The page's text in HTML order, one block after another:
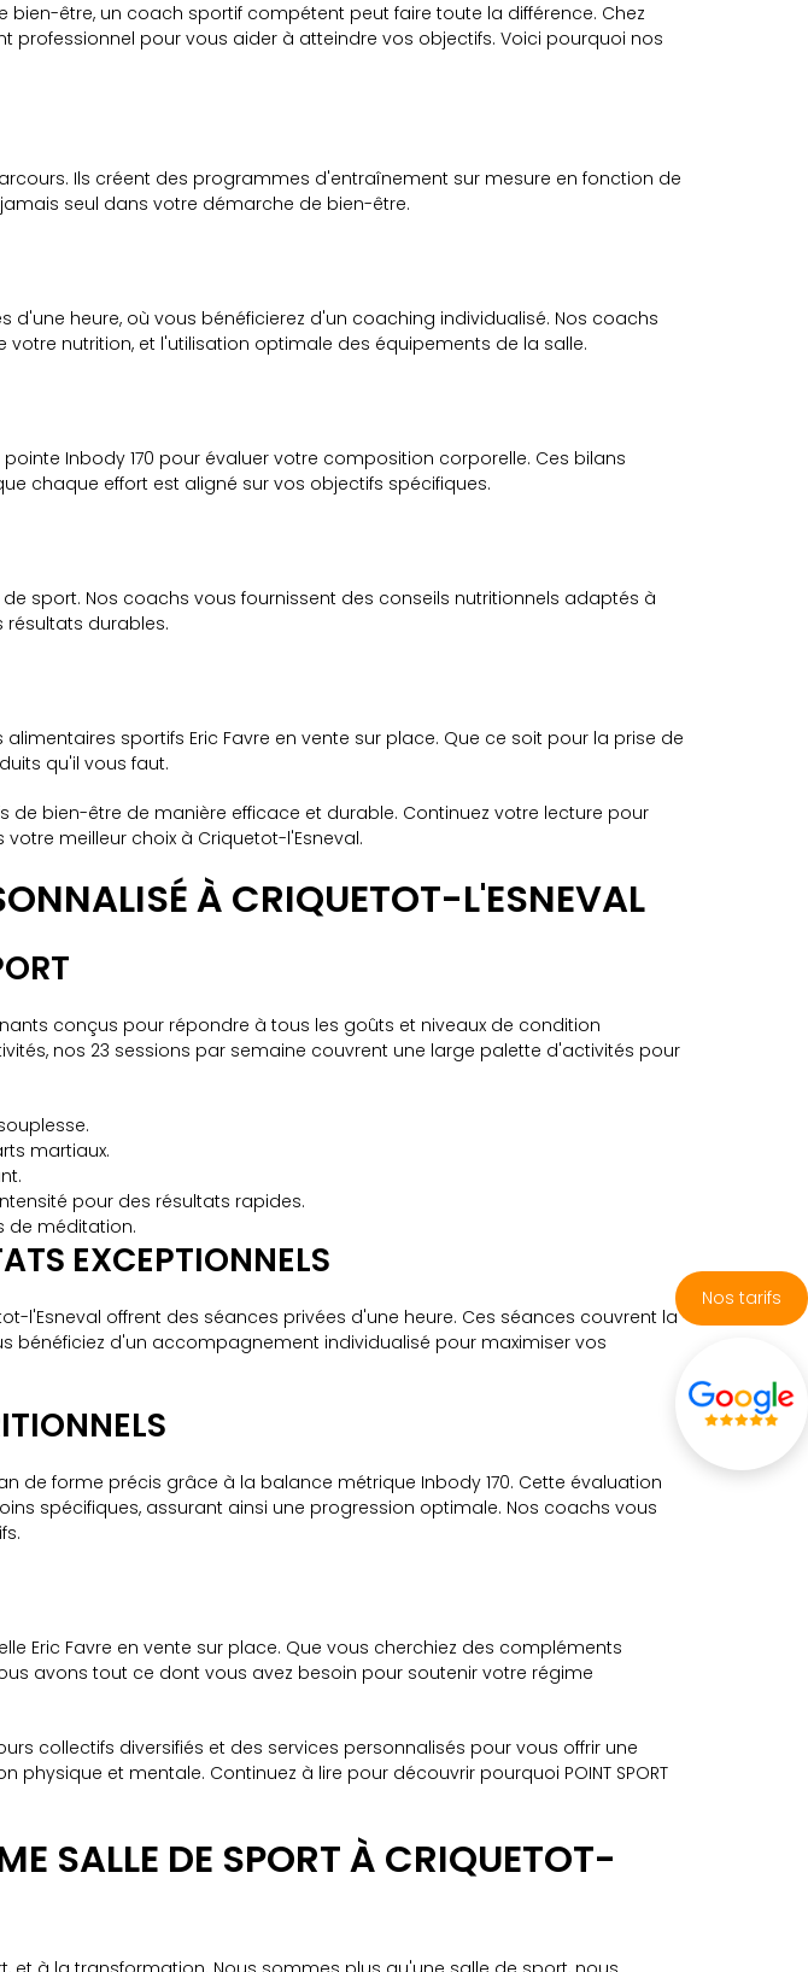
être, un coach sportif compétent peut faire toute la différence. Chez
professionnel pour vous aider à atteindre vos objectifs. Voici pourquoi nos
Ils créent des programmes d'entraînement sur mesure en fonction de
seul dans votre démarche de bien-être.
heure, où vous bénéficierez d'un coaching individualisé. Nos coachs
nutrition, et l'utilisation optimale des équipements de la salle.
Inbody 170 pour évaluer votre composition corporelle. Ces bilans
chaque effort est aligné sur vos objectifs spécifiques.
sport. Nos coachs vous fournissent des conseils nutritionnels adaptés à
durables.
sportifs Eric Favre en vente sur place. Que ce soit pour la prise de
qu'il vous faut.
de bien-être de manière efficace et durable. Continuez votre lecture pour
meilleur choix à Criquetot-l'Esneval.
À CRIQUETOT-L'ESNEVAL
conçus pour répondre à tous les goûts et niveaux de condition
nos 23 sessions par semaine couvrent une large palette d'activités pour
martiaux.
pour des résultats rapides.
de méditation.
EXCEPTIONNELS
l'Esneval offrent des séances privées d'une heure. Ces séances couvrent la
bénéficiez d'un accompagnement individualisé pour maximiser vos
de forme précis grâce à la balance métrique Inbody 170. Cette évaluation
spécifiques, assurant ainsi une progression optimale. Nos coachs vous
Eric Favre en vente sur place. Que vous cherchiez des compléments
avons tout ce dont vous avez besoin pour soutenir votre régime
collectifs diversifiés et des services personnalisés pour vous offrir une
et mentale. Continuez à lire pour découvrir pourquoi POINT SPORT
SALLE DE SPORT À CRIQUETOT-
Nos tarifs